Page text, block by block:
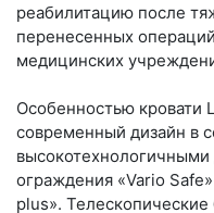
реабилитацию после
перенесенных
медицинских
Особенностью кровати
современный дизайн в
ограждения «Vario
plus».